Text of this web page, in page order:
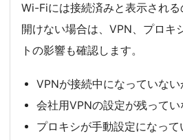
Wi-Fiには接続済みと表示され
開けない場合は、VPN、プロキ
トの影響も確認します。
VPNが接続中になっていない
会社用VPNの設定が残ってい
プロキシが手動設定になって